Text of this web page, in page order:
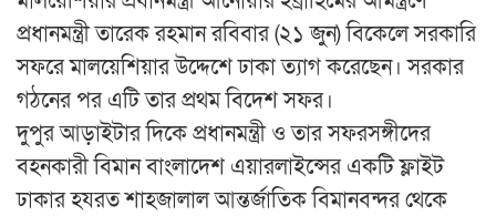
প্রধানমন্ত্রী তারেক রহমান রবিবার (২১ জুন) বিকেলে সরকারি
সফরে মালয়েশিয়ার উদ্দেশে ঢাকা ত্যাগ করেছেন। সরকার
গঠনের পর এটি তার প্রথম বিদেশ সফর।
দুপুর আড়াইটার দিকে প্রধানমন্ত্রী ও তার সফরসঙ্গীদের
বহনকারী বিমান বাংলাদেশ এয়ারলাইন্সের একটি ফ্লাইট
ঢাকার হযরত শাহজালাল আন্তর্জাতিক বিমানবন্দর থেকে